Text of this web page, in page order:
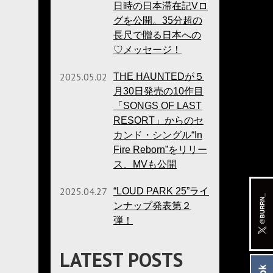
日時の日本滞在記Vロ
グを公開。35分超の
長尺で贈る日本への
♡メッセージ！
2025.05.02
THE HAUNTEDが５
月30日発売の10作目
「SONGS OF LAST
RESORT」からのセ
カンド・シングル“In
Fire Reborn”をリリー
ス、MVも公開
2025.04.27
“LOUD PARK 25”ライ
ンナップ発表第２
弾！
LATEST POSTS